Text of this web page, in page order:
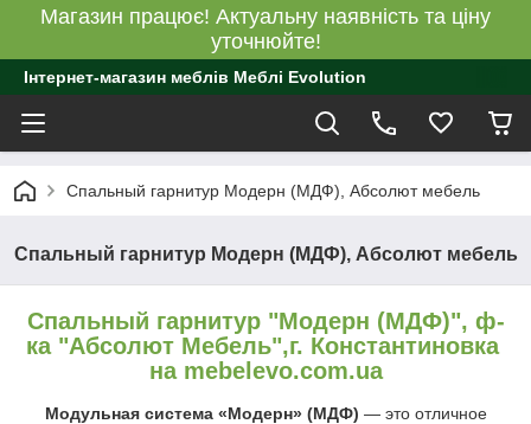
Магазин працює! Актуальну наявність та ціну
уточнюйте!
Інтернет-магазин меблів Меблі Evolution
Спальный гарнитур Модерн (МДФ), Абсолют мебель
Спальный гарнитур Модерн (МДФ), Абсолют мебель
Спальный гарнитур "Модерн (МДФ)", ф-
ка "Абсолют Мебель",г. Константиновка
на mebelevo.com.ua
Модульная система «Модерн» (МДФ) ― это отличное